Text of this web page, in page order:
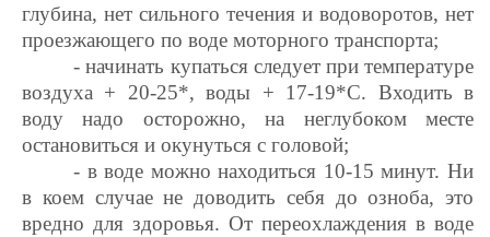
глубина, нет сильного течения и водоворотов, нет
проезжающего по воде моторного транспорта;
- начинать купаться следует при температуре
воздуха + 20-25*, воды + 17-19*С. Входить в
воду надо осторожно, на неглубоком месте
остановиться и окунуться с головой;
- в воде можно находиться 10-15 минут. Ни
в коем случае не доводить себя до озноба, это
вредно для здоровья. От переохлаждения в воде